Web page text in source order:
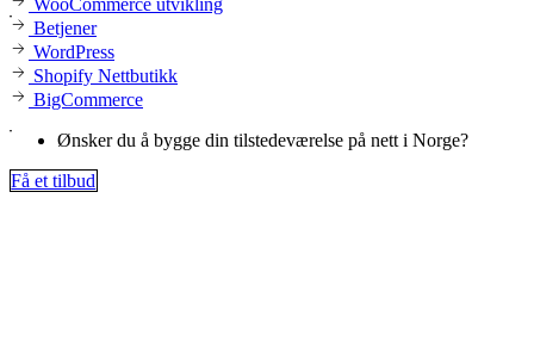
WooCommerce utvikling
Betjener
WordPress
Shopify Nettbutikk
BigCommerce
Ønsker du å bygge din tilstedeværelse på nett i Norge?
Få et tilbud